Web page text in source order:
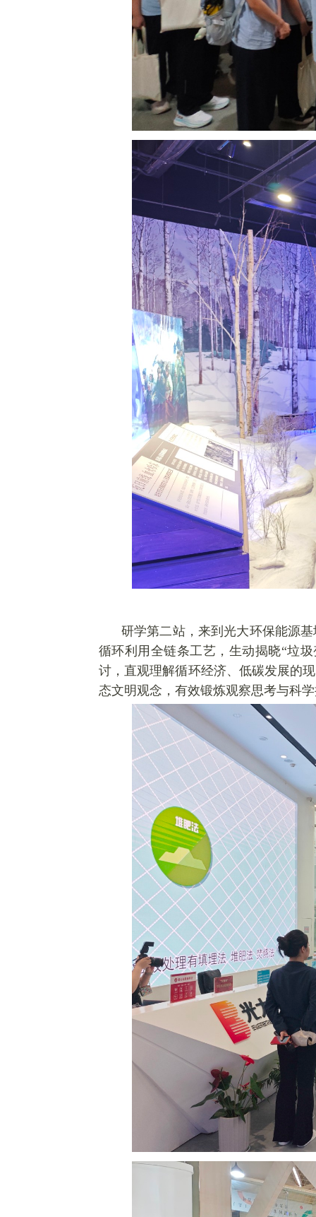
研学第二站，来到光大环保能源
循环利用全链条工艺，生动揭晓“垃
讨，直观理解循环经济、低碳发展的
态文明观念，有效锻炼观察思考与科